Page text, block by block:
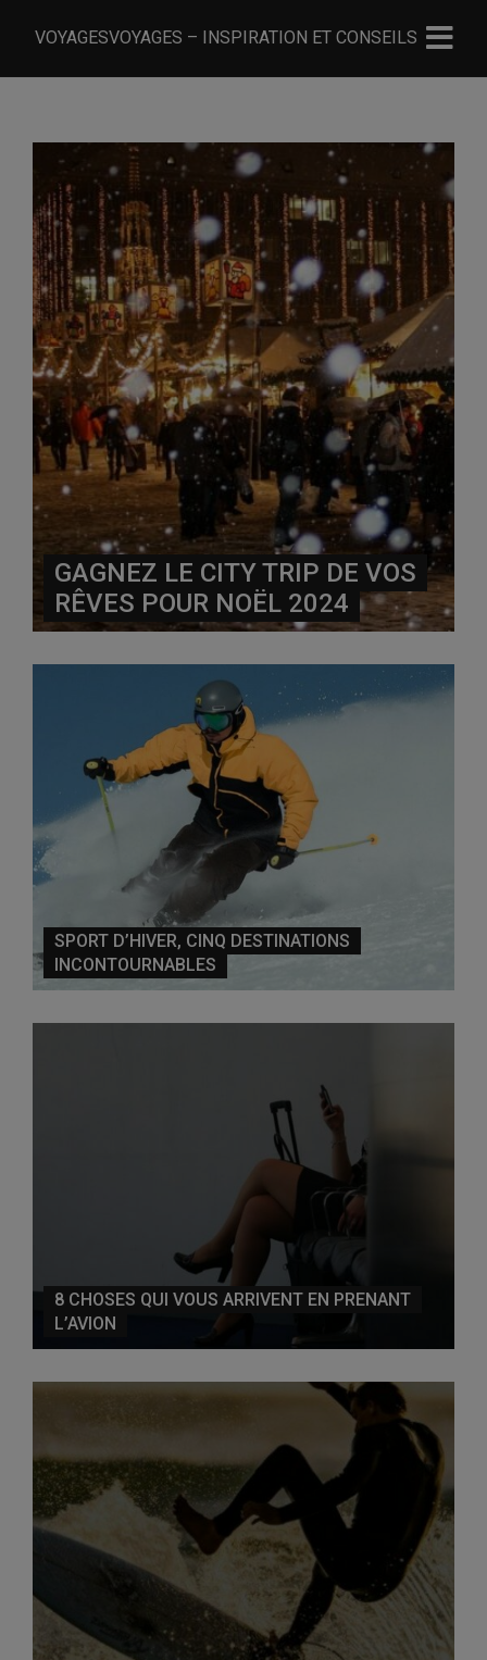
VOYAGESVOYAGES – INSPIRATION ET CONSEILS
GAGNEZ LE CITY TRIP DE VOS
RÊVES POUR NOËL 2024
SPORT D’HIVER, CINQ DESTINATIONS
INCONTOURNABLES
8 CHOSES QUI VOUS ARRIVENT EN PRENANT
L’AVION